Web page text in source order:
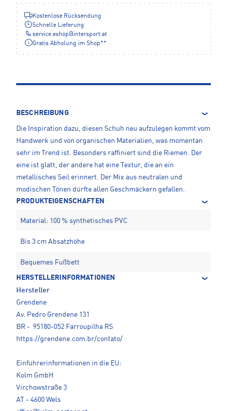
Kostenlose Rücksendung
Schnelle Lieferung
service.eshop@intersport.at
Gratis Abholung im Shop**
BESCHREIBUNG
Die Inspiration dazu, diesen Schuh neu aufzulegen kommt vom
Handwerk und von organischen Materialien, was momentan
sehr im Trend ist. Besonders raffiniert sind die Riemen. Der
eine ist glatt, der andere hat eine Textur, die an ein
metallisches Seil erinnert. Der Mix aus neutralen und
modischen Tönen dürfte allen Geschmäckern gefallen.
PRODUKTEIGENSCHAFTEN
Material: 100 % synthetisches PVC
Bis 3 cm Absatzhöhe
Bequemes Fußbett
HERSTELLERINFORMATIONEN
Hersteller
Grendene
Av. Pedro Grendene 131
BR - 95180-052 Farroupilha RS
https://grendene.com.br/contato/
Einführerinformationen in die EU:
Kolm GmbH
Virchowstraße 3
AT - 4600 Wels